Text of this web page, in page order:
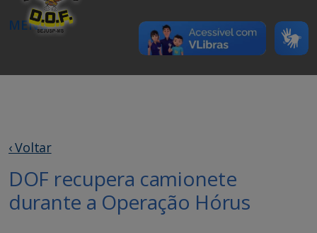
MENU
‹ Voltar
DOF recupera camionete
durante a Operação Hórus